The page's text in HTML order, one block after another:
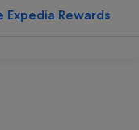
Expedia Rewards